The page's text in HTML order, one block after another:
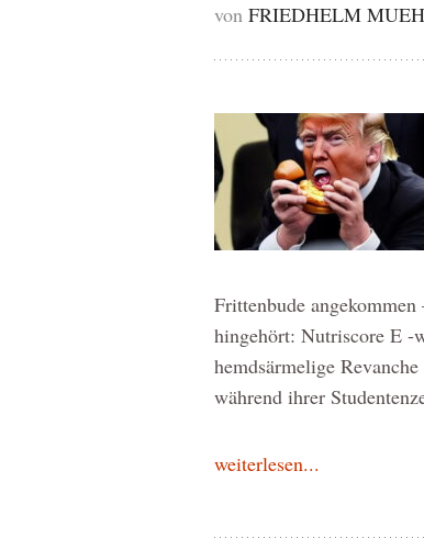
von FRIEDHELM
Frittenbude
hingehört: Nutriscore E
hemdsärmelige
während ihrer
weiterlesen...